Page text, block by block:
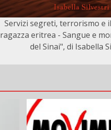
Servizi segreti, terrorismo e
ragazza eritrea - Sangue e
del Sinai", di Isabella